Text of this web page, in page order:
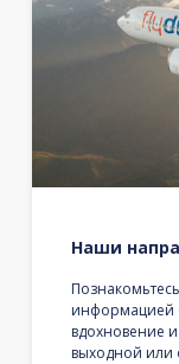
Наши
информацией
вдохновение
выходной или